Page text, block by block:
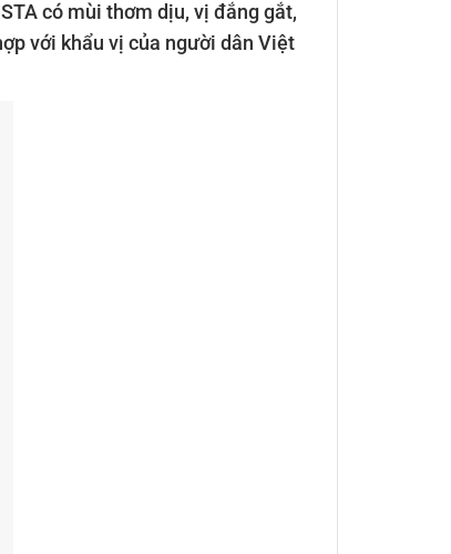
có mùi thơm dịu, vị đắng gắt,
với khẩu vị của người dân Việt